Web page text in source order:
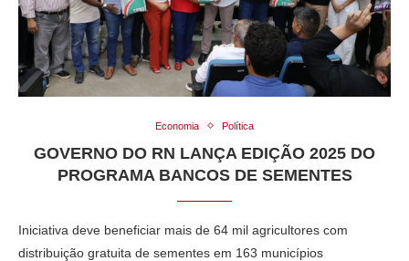
Economia Política
GOVERNO DO RN LANÇA EDIÇÃO 2025 DO
PROGRAMA BANCOS DE SEMENTES
Iniciativa deve beneficiar mais de 64 mil agricultores com
distribuição gratuita de sementes em 163 municípios